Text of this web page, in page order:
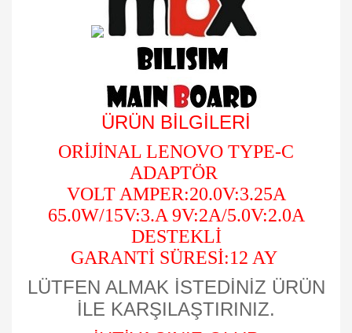
ÜRÜN BİLGİLERİ
ORİJİNAL LENOVO TYPE-C
ADAPTÖR
VOLT AMPER:20.0V:3.25A
65.0W/15V:3.A 9V:2A/5.0V:2.0A
DESTEKLİ
GARANTİ SÜRESİ:12 AY
LÜTFEN ALMAK İSTEDİNİZ ÜRÜN
İLE KARŞILAŞTIRINIZ.